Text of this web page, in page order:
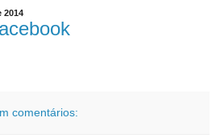
2014
comentários: